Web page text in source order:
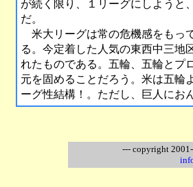
が続く限り、１リーグにしようと
だ。
米大リーグは常の危機感をもっ
る。今定着した人気の東西中三地
れたものである。五輪、五輪とプ
元を固めることだろう。米は五輪
ーグ性結構！。ただし、巨人にお
--- copyright